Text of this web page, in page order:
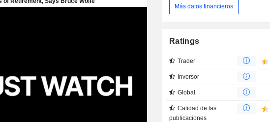
Más datos financieros
Ratings
Trader
Inversor
Global
Calidad de las
publicaciones